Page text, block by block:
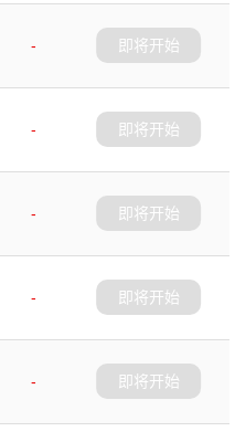
-
即将开始
-
即将开始
-
即将开始
-
即将开始
-
即将开始